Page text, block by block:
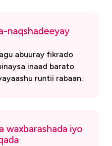
naqshadeeyay
abuuray fikrado
inaad barato
runtii rabaan.
waxbarashada iyo